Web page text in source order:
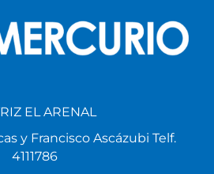
EL ARENAL
y Francisco Ascázubi Telf.
4111786